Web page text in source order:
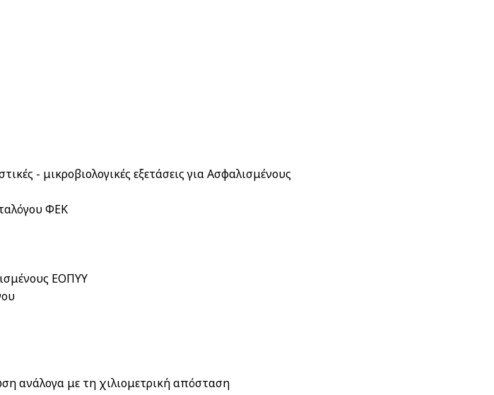
- μικροβιολογικές εξετάσεις για Ασφαλισμένους
ΦΕΚ
ΕΟΠΥΥ
ανάλογα με τη χιλιομετρική απόσταση